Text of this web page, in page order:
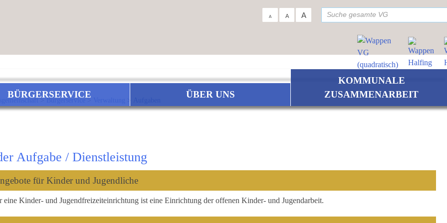
A A A
BÜRGERSERVICE ÜBER UNS
KOMMUNALE
ZUSAMMENARBEIT
>Bürgerservice>
Aufgabe / Dienstleistung
für Kinder und Jugendliche
eine Kinder- und Jugendfreizeiteinrichtung ist eine Einrichtung der offenen Kinder- und Jugendarbeit.